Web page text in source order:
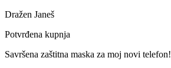
Dražen Janeš
Potvrđena kupnja
Savršena zaštitna maska za moj novi telefon!